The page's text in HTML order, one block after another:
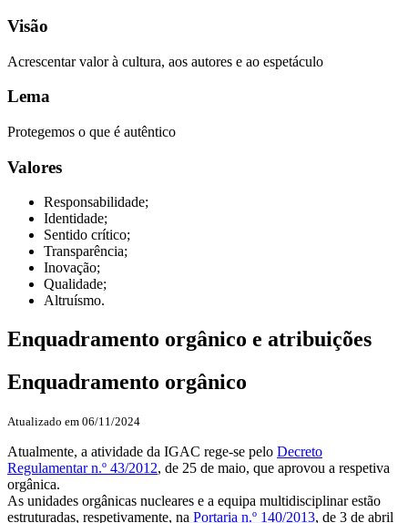
Visão
Acrescentar valor à cultura, aos autores e ao espetáculo
Lema
Protegemos o que é autêntico
Valores
Responsabilidade;
Identidade;
Sentido crítico;
Transparência;
Inovação;
Qualidade;
Altruísmo.
Enquadramento orgânico e atribuições
Enquadramento orgânico
Atualizado em 06/11/2024
Atualmente, a atividade da IGAC rege-se pelo Decreto
Regulamentar n.º 43/2012, de 25 de maio, que aprovou a respetiva
orgânica.
As unidades orgânicas nucleares e a equipa multidisciplinar estão
estruturadas, respetivamente, na Portaria n.º 140/2013, de 3 de abril